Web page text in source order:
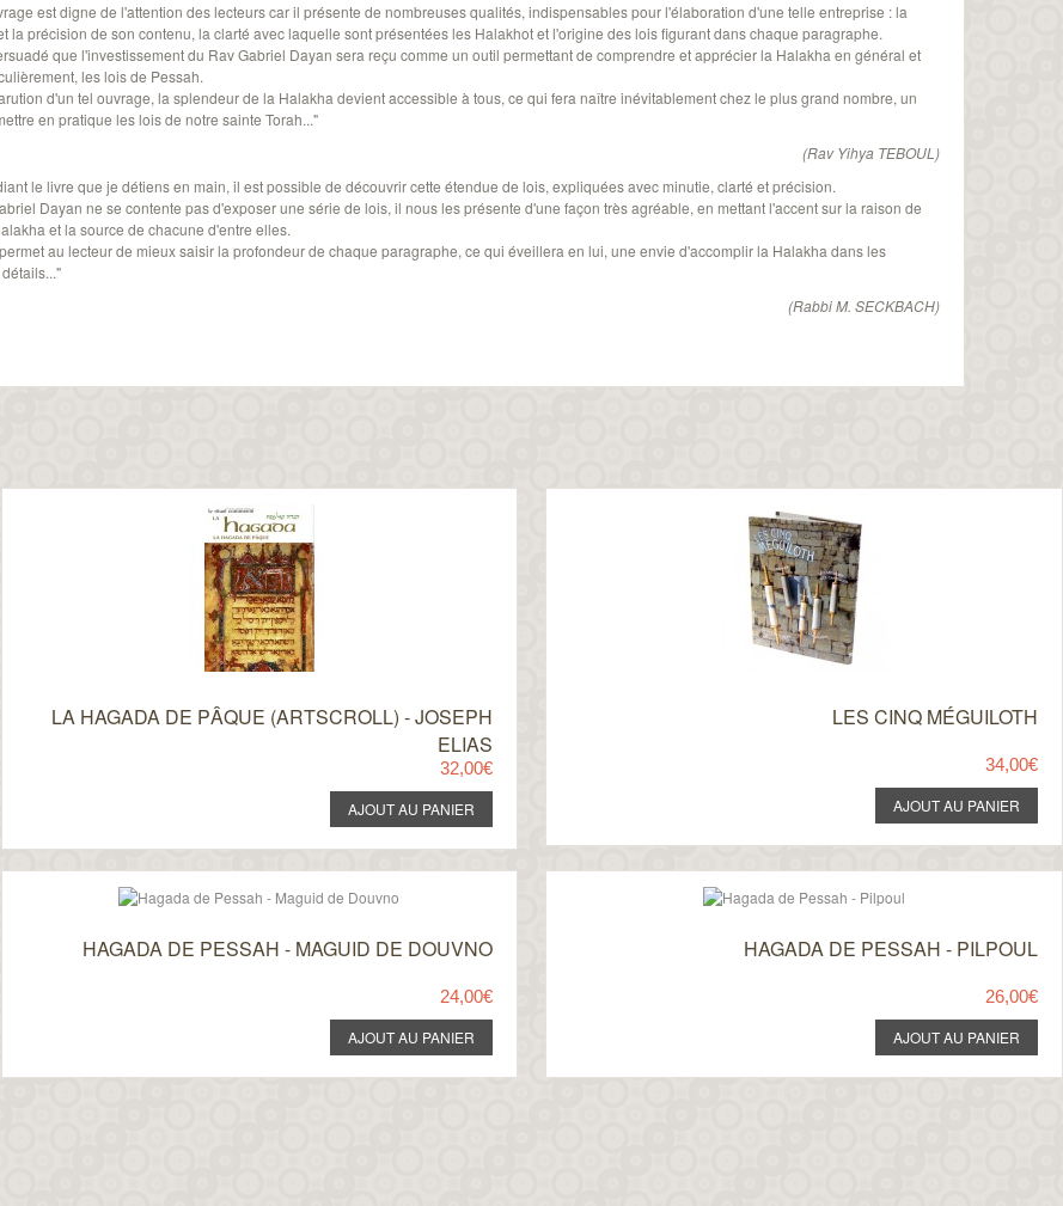
est digne de l'attention des lecteurs car il présente de nombreuses qualités, indispensables pour l'élaboration d'une telle entreprise : la
la précision de son contenu, la clarté avec laquelle sont présentées les Halakhot et l'origine des lois figurant dans chaque paragraphe.
que l'investissement du Rav Gabriel Dayan sera reçu comme un outil permettant de comprendre et apprécier la Halakha en général et
les lois de Pessah.
d'un tel ouvrage, la splendeur de la Halakha devient accessible à tous, ce qui fera naître inévitablement chez le plus grand nombre, un
en pratique les lois de notre sainte Torah..."
(Rav Yihya TEBOUL)
le livre que je détiens en main, il est possible de découvrir cette étendue de lois, expliquées avec minutie, clarté et précision.
Dayan ne se contente pas d'exposer une série de lois, il nous les présente d'une façon très agréable, en mettant l'accent sur la raison de
et la source de chacune d'entre elles.
au lecteur de mieux saisir la profondeur de chaque paragraphe, ce qui éveillera en lui, une envie d'accomplir la Halakha dans les
(Rabbi M. SECKBACH)
LA HAGADA DE PÂQUE (ARTSCROLL) - JOSEPH
ELIAS
32,00€
LES CINQ MÉGUILOTH
34,00€
HAGADA DE PESSAH - MAGUID DE DOUVNO
24,00€
HAGADA DE PESSAH - PILPOUL
26,00€